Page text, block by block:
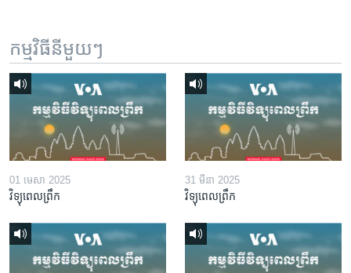
កម្មវិធី​នីមួយៗ
01 មេសា 2025
វិទ្យុពេលព្រឹក
31 មីនា 2025
វិទ្យុពេលព្រឹក